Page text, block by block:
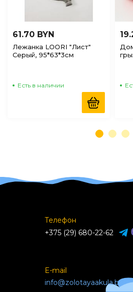
61.70 BYN
Лежанка LOORI "Лист"
Серый, 95*63*3см
Есть в наличии
Телефон
+375 (29) 680-22-62
E-mail
info@zolotayaakula.by